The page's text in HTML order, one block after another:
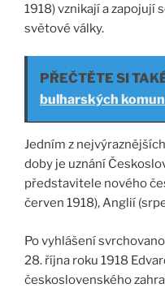
1918) vznikají a zapojují
světové války.
PŘEČTĚTE SI
bulharských
Jedním z
doby je uznání
představitele nového
červen 1918), Anglií
Po vyhlášení
28. října roku 1918
československého